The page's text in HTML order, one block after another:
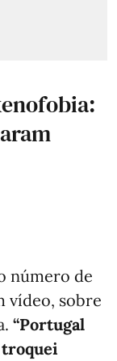
número de
vídeo, sobre
“Portugal
troquei